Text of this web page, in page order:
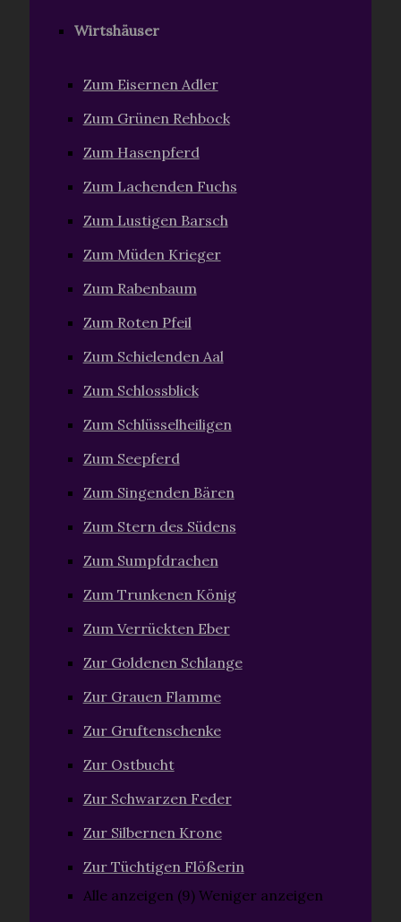
Wirtshäuser
Zum Eisernen Adler
Zum Grünen Rehbock
Zum Hasenpferd
Zum Lachenden Fuchs
Zum Lustigen Barsch
Zum Müden Krieger
Zum Rabenbaum
Zum Roten Pfeil
Zum Schielenden Aal
Zum Schlossblick
Zum Schlüsselheiligen
Zum Seepferd
Zum Singenden Bären
Zum Stern des Südens
Zum Sumpfdrachen
Zum Trunkenen König
Zum Verrückten Eber
Zur Goldenen Schlange
Zur Grauen Flamme
Zur Gruftenschenke
Zur Ostbucht
Zur Schwarzen Feder
Zur Silbernen Krone
Zur Tüchtigen Flößerin
Alle anzeigen (9) Weniger anzeigen